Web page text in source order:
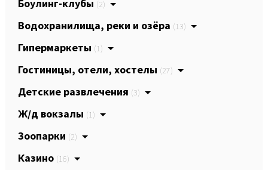
Боулинг-клубы (2)
Водохранилища, реки и озёра (13)
Гипермаркеты (1)
Гостиницы, отели, хостелы (27)
Детские развлечения (3)
Ж/д вокзалы (1)
Зоопарки (2)
Казино (16)